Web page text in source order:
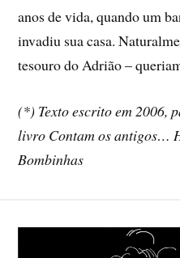
anos de vida, quando um
invadiu sua casa.
tesouro do Adrião –
(*) Texto escrito em 2006,
livro Contam os antigos…
Bombinhas